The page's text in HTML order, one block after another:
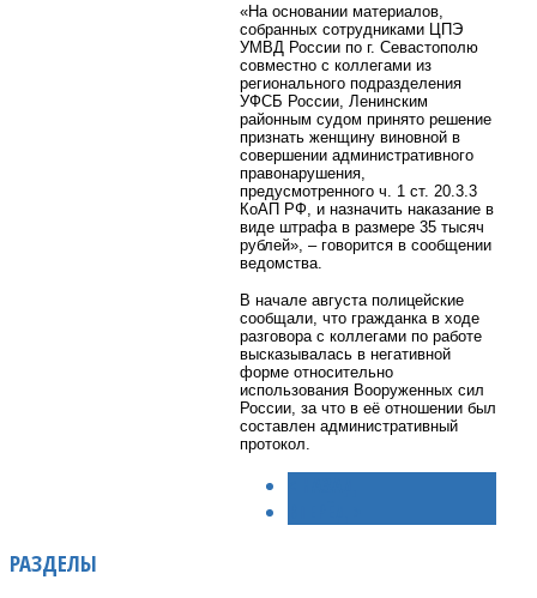
«На основании материалов,
собранных сотрудниками ЦПЭ
УМВД России по г. Севастополю
совместно с коллегами из
регионального подразделения
УФСБ России, Ленинским
районным судом принято решение
признать женщину виновной в
совершении административного
правонарушения,
предусмотренного ч. 1 ст. 20.3.3
КоАП РФ, и назначить наказание в
виде штрафа в размере 35 тысяч
рублей», – говорится в сообщении
ведомства.
В начале августа полицейские
сообщали, что гражданка в ходе
разговора с коллегами по работе
высказывалась в негативной
форме относительно
использования Вооруженных сил
России, за что в её отношении был
составлен административный
протокол.
РАЗДЕЛЫ